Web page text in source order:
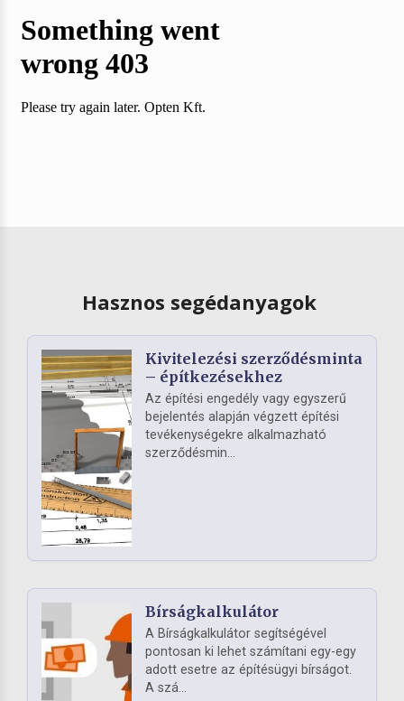
Hasznos segédanyagok
Kivitelezési szerződésminta
– építkezésekhez
Az építési engedély vagy egyszerű
bejelentés alapján végzett építési
tevékenységekre alkalmazható
szerződésmin...
Bírságkalkulátor
A Bírságkalkulátor segítségével
pontosan ki lehet számítani egy-egy
adott esetre az építésügyi bírságot.
A szá...